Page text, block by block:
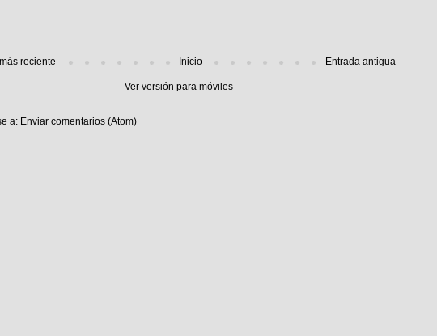
reciente Entrada antigua
Inicio
Ver versión para móviles
a: Enviar comentarios (Atom)